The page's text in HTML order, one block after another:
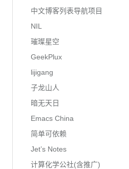
中文博客列表导航项目
NIL
璀璨星空
GeekPlux
lijigang
子龙山人
暗无天日
Emacs China
简单可依赖
Jet’s Notes
计算化学公社(含推广)